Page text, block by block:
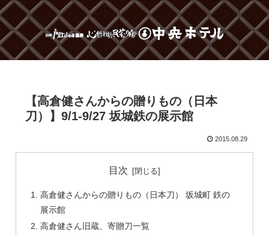
【高倉健さんからの贈りもの（日本
刀）】9/1-9/27 坂城鉄の展示館
2015.08.29
目次
高倉健さんからの贈りもの（日本刀） 坂城町 鉄の
展示館
高倉健さん旧蔵、寄贈刀一覧